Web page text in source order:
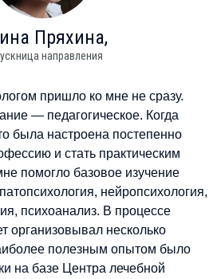
Пряхина,
направления
пришло ко мне не сразу.
— педагогическое. Когда
была настроена постепенно
и стать практическим
помогло базовое изучение
нейропсихология,
психоанализ. В процессе
организовывал несколько
полезным опытом было
на базе Центра лечебной